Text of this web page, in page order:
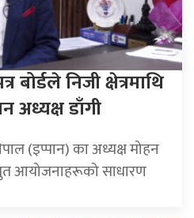
निजी क्षेत्रमाथि
अध्यक्ष डाँगी
(इप्पान) का अध्यक्ष मोहन
आयोजनाहरूको साधारण